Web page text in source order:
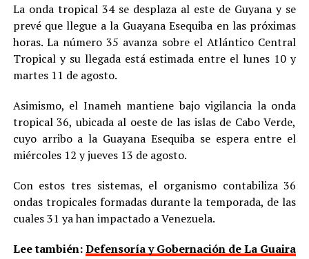
La onda tropical 34 se desplaza al este de Guyana y se
prevé que llegue a la Guayana Esequiba en las próximas
horas. La número 35 avanza sobre el Atlántico Central
Tropical y su llegada está estimada entre el lunes 10 y
martes 11 de agosto.
Asimismo, el Inameh mantiene bajo vigilancia la onda
tropical 36, ubicada al oeste de las islas de Cabo Verde,
cuyo arribo a la Guayana Esequiba se espera entre el
miércoles 12 y jueves 13 de agosto.
Con estos tres sistemas, el organismo contabiliza 36
ondas tropicales formadas durante la temporada, de las
cuales 31 ya han impactado a Venezuela.
Lee también:Defensoría y Gobernación de La Guaira